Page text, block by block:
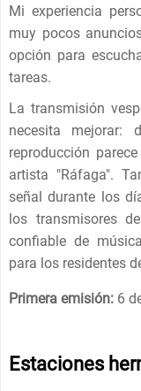
Mi experiencia
muy pocos
opción para
tareas.
La transmisión
necesita
reproducción
artista "Ráfaga".
señal durante los
los transmisores
confiable de
para los residentes
Primera emisión: 6
Estaciones